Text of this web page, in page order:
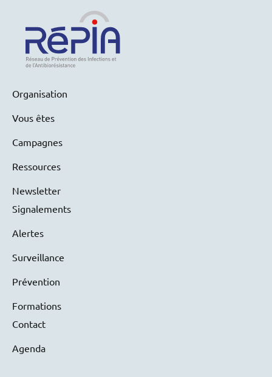
Organisation
Vous êtes
Campagnes
Ressources
Newsletter
Signalements
Alertes
Surveillance
Prévention
Formations
Contact
Agenda